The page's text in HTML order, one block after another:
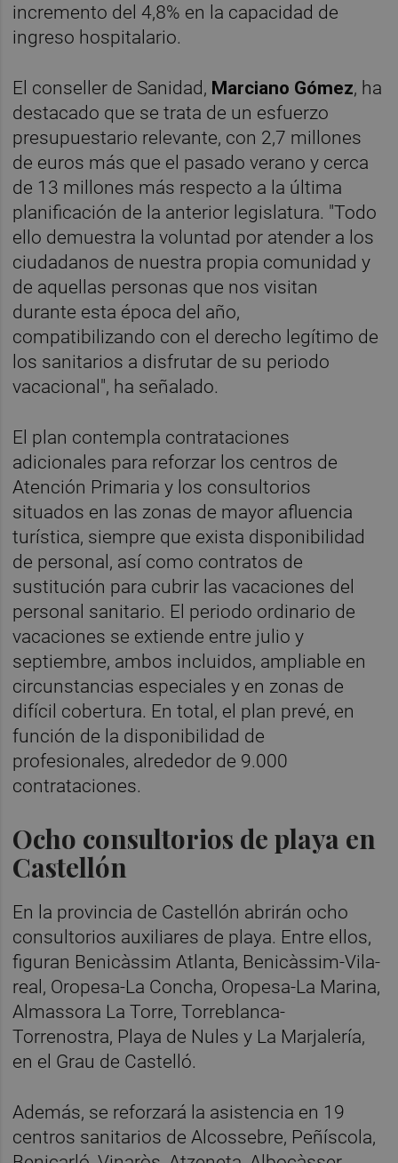
incremento del 4,8% en la capacidad de
ingreso hospitalario.
El conseller de Sanidad, Marciano Gómez, ha
destacado que se trata de un esfuerzo
presupuestario relevante, con 2,7 millones
de euros más que el pasado verano y cerca
de 13 millones más respecto a la última
planificación de la anterior legislatura. "Todo
ello demuestra la voluntad por atender a los
ciudadanos de nuestra propia comunidad y
de aquellas personas que nos visitan
durante esta época del año,
compatibilizando con el derecho legítimo de
los sanitarios a disfrutar de su periodo
vacacional", ha señalado.
El plan contempla contrataciones
adicionales para reforzar los centros de
Atención Primaria y los consultorios
situados en las zonas de mayor afluencia
turística, siempre que exista disponibilidad
de personal, así como contratos de
sustitución para cubrir las vacaciones del
personal sanitario. El periodo ordinario de
vacaciones se extiende entre julio y
septiembre, ambos incluidos, ampliable en
circunstancias especiales y en zonas de
difícil cobertura. En total, el plan prevé, en
función de la disponibilidad de
profesionales, alrededor de 9.000
contrataciones.
Ocho consultorios de playa en
Castellón
En la provincia de Castellón abrirán ocho
consultorios auxiliares de playa. Entre ellos,
figuran Benicàssim Atlanta, Benicàssim-Vila-
real, Oropesa-La Concha, Oropesa-La Marina,
Almassora La Torre, Torreblanca-
Torrenostra, Playa de Nules y La Marjalería,
en el Grau de Castelló.
Además, se reforzará la asistencia en 19
centros sanitarios de Alcossebre, Peñíscola,